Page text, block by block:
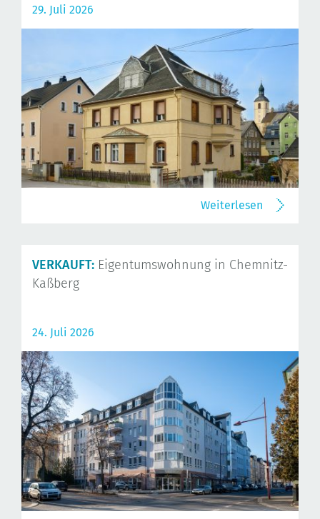
29. Juli 2026
Weiterlesen
VERKAUFT: Eigentumswohnung in Chemnitz-
Kaßberg
24. Juli 2026